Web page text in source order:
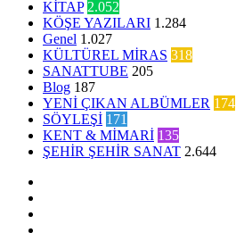
KİTAP 2.052
KÖŞE YAZILARI 1.284
Genel 1.027
KÜLTÜREL MİRAS 318
SANATTUBE 205
Blog 187
YENİ ÇIKAN ALBÜMLER 174
SÖYLEŞİ 171
KENT & MİMARİ 135
ŞEHİR ŞEHİR SANAT 2.644